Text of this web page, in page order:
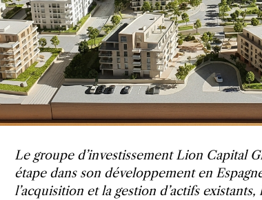
Le groupe d’investissement Lion Capital
étape dans son développement en
l’acquisition et la gestion d’actifs